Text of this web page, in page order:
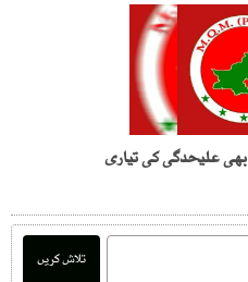
علیحدگی کی تیاری
تلاش کریں